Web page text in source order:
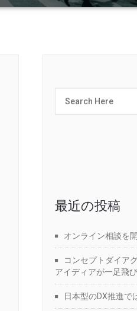
最近の投稿
オンライン相談を
コンセプトダイア
アイディアが一足飛
日本型のDX推進で